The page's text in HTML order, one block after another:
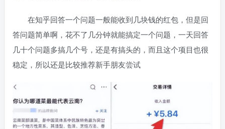
在知乎回答一个问题一般能收到几块钱的红包，但是回
答问题简单啊，花不了几分钟就能搞定一个问题，一天回答
几十个问题多搞几个号，还是有搞头的，而且这个项目也很
稳定，所以还是比较推荐新手朋友尝试